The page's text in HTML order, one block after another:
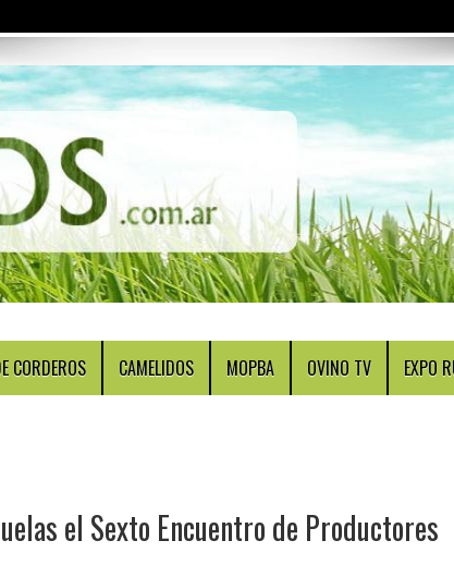
CORDEROS CAMELIDOS MOPBA OVINO TV EXPO
el Sexto Encuentro de Productores